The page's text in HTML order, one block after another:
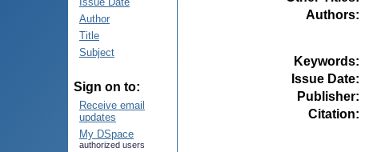
Author
Title
Subject
Sign on to:
Receive email
updates
My DSpace
authorized users
Authors:
Keywords:
Issue Date:
Publisher:
Citation: